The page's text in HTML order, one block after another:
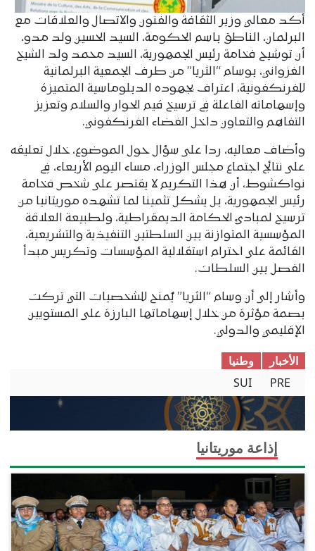
أكد معالي وزير الثقافة والفنون والاتصال والعلاقات مع
البرلمان، الناطق باسم الحكومة، السيد الحسين ولد مدو،
أن توشيح فخامة رئيس الجمهورية، السيد محمد ولد الشيخ
الغزواني، بوسام “الثريا” من طرف الجمعية البرلمانية
للفرنكفونية، اعتراف بجهوده الدبلوماسية المتميزة
وإسهاماته الفاعلة في ترسيخ قيم الحوار والسلام وتعزيز
التفاهم والتعاون داخل الفضاء الفرنكفوني.
وأضاف معاليه، ردا على سؤال حول الموضوع، خلال تعليقه
على نتائج اجتماع مجلس الوزراء، مساء اليوم الأربعاء، في
نواكشوط، أن هذا التكريم لا يقتصر على شخص فخامة
رئيس الجمهورية، بل يشكل تثمينا لما تشهده موريتانيا من
ترسيخ لمبادئ الحكامة الديمقراطية، ولطبيعة العلاقة
المؤسسية المتوازنة بين السلطتين التنفيذية والتشريعية،
القائمة على احترام استقلالية المؤسسات وتكريس مبدأ
الفصل بين السلطات.
وأشار إلى أن وسام “الثريا” يُمنح للشخصيات التي تركت
بصمة مؤثرة من خلال إسهاماتها البارزة على المستويين
الإقليمي والدولي.
الأخبار
وطنیا
PRE
SUI
إذاعة موريتانيا